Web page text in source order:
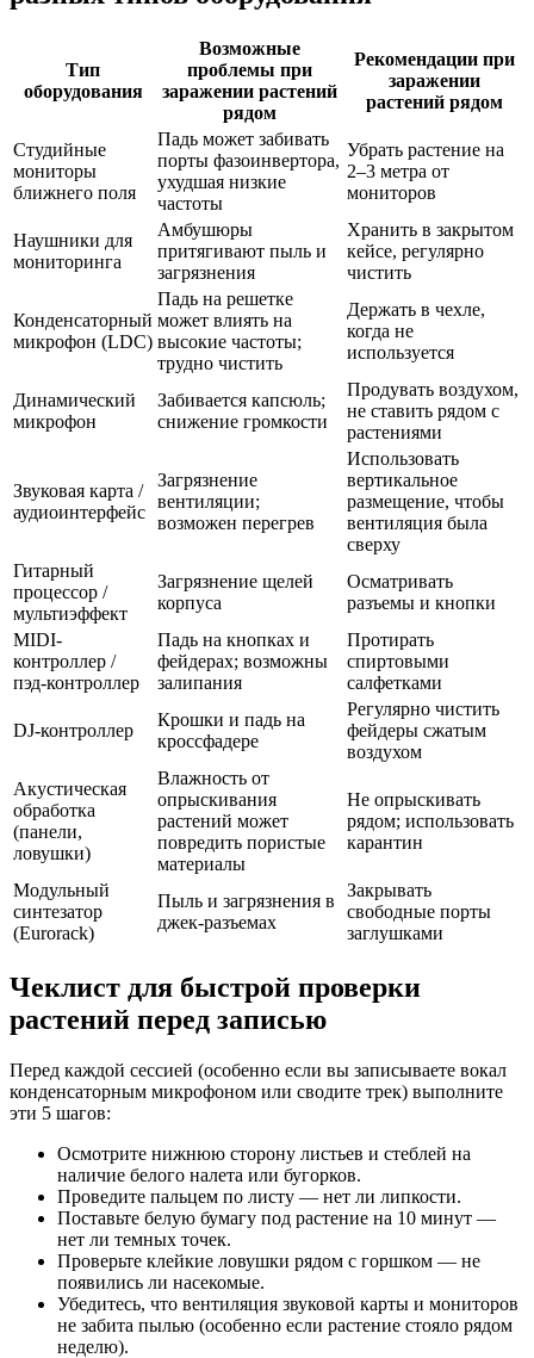
Тип
оборудования
Возможные
проблемы при
заражении растений
рядом
Рекомендации при
заражении
растений рядом
Студийные
мониторы
ближнего поля
Падь может забивать
порты фазоинвертора,
ухудшая низкие
частоты
Убрать растение на
2–3 метра от
мониторов
Наушники для
мониторинга
Амбушюры
притягивают пыль и
загрязнения
Хранить в закрытом
кейсе, регулярно
чистить
Конденсаторный
микрофон (LDC)
Падь на решетке
может влиять на
высокие частоты;
трудно чистить
Держать в чехле,
когда не
используется
Динамический
микрофон
Забивается капсюль;
снижение громкости
Продувать воздухом,
не ставить рядом с
растениями
Звуковая карта /
аудиоинтерфейс
Загрязнение
вентиляции;
возможен перегрев
Использовать
вертикальное
размещение, чтобы
вентиляция была
сверху
Гитарный
процессор /
мультиэффект
Загрязнение щелей
корпуса
Осматривать
разъемы и кнопки
MIDI-
контроллер /
пэд-контроллер
Падь на кнопках и
фейдерах; возможны
залипания
Протирать
спиртовыми
салфетками
DJ-контроллер
Крошки и падь на
кроссфадере
Регулярно чистить
фейдеры сжатым
воздухом
Акустическая
обработка
(панели,
ловушки)
Влажность от
опрыскивания
растений может
повредить пористые
материалы
Не опрыскивать
рядом; использовать
карантин
Модульный
синтезатор
(Eurorack)
Пыль и загрязнения в
джек-разъемах
Закрывать
свободные порты
заглушками
Чеклист для быстрой проверки
растений перед записью
Перед каждой сессией (особенно если вы записываете вокал
конденсаторным микрофоном или сводите трек) выполните
эти 5 шагов:
Осмотрите нижнюю сторону листьев и стеблей на
наличие белого налета или бугорков.
Проведите пальцем по листу — нет ли липкости.
Поставьте белую бумагу под растение на 10 минут —
нет ли темных точек.
Проверьте клейкие ловушки рядом с горшком — не
появились ли насекомые.
Убедитесь, что вентиляция звуковой карты и мониторов
не забита пылью (особенно если растение стояло рядом
неделю).